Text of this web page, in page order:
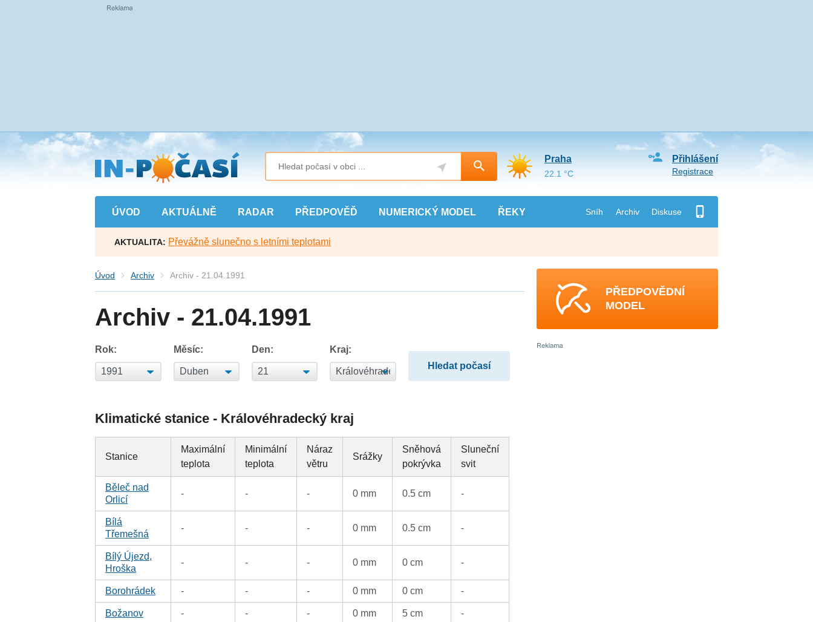
Přejít
na
hlavní
obsah
ÚVOD AKTUÁLNĚ RADAR PŘEDPOVĚĎ NUMERICKÝ MODEL ŘEKY Sníh Archiv Diskuse
Přihlášení
Registrace
Praha
22.1 °C
AKTUALITA: Převážně slunečno s letními teplotami
Úvod Archiv Archiv - 21.04.1991
Archiv - 21.04.1991
Rok: Měsíc: Den: Kraj:
Klimatické stanice - Královéhradecký kraj
Stanice
Maximální
teplota
Minimální
teplota
Náraz
větru
Srážky
Sněhová
pokrývka
Sluneční
svit
Běleč nad
Orlicí
- - - 0 mm 0.5 cm -
Bílá
Třemešná
- - - 0 mm 0.5 cm -
Bílý Újezd,
Hroška
- - - 0 mm 0 cm -
Borohrádek - - - 0 mm 0 cm -
Božanov - - - 0 mm 5 cm -
PŘEDPOVĚDNÍ
MODEL